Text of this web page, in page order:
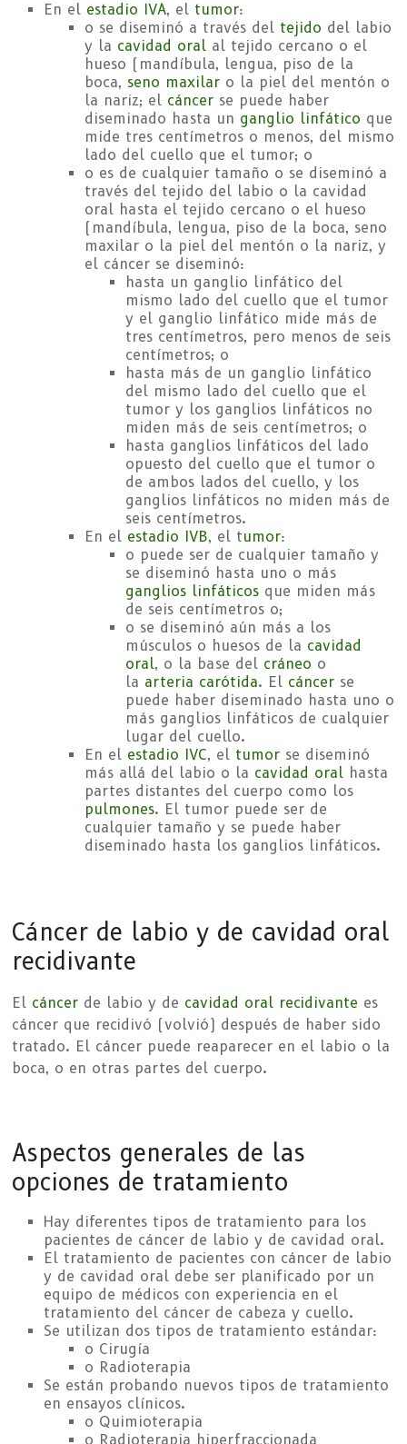
En el estadio IVA, el tumor:
o se diseminó a través del tejido del labio
y la cavidad oral al tejido cercano o el
hueso (mandíbula, lengua, piso de la
boca, seno maxilar o la piel del mentón o
la nariz; el cáncer se puede haber
diseminado hasta un ganglio linfático que
mide tres centímetros o menos, del mismo
lado del cuello que el tumor; o
o es de cualquier tamaño o se diseminó a
través del tejido del labio o la cavidad
oral hasta el tejido cercano o el hueso
(mandíbula, lengua, piso de la boca, seno
maxilar o la piel del mentón o la nariz, y
el cáncer se diseminó:
hasta un ganglio linfático del
mismo lado del cuello que el tumor
y el ganglio linfático mide más de
tres centímetros, pero menos de seis
centímetros; o
hasta más de un ganglio linfático
del mismo lado del cuello que el
tumor y los ganglios linfáticos no
miden más de seis centímetros; o
hasta ganglios linfáticos del lado
opuesto del cuello que el tumor o
de ambos lados del cuello, y los
ganglios linfáticos no miden más de
seis centímetros.
En el estadio IVB, el tumor:
o puede ser de cualquier tamaño y
se diseminó hasta uno o más
ganglios linfáticos que miden más
de seis centímetros o;
o se diseminó aún más a los
músculos o huesos de la cavidad
oral, o la base del cráneo o
la arteria carótida. El cáncer se
puede haber diseminado hasta uno o
más ganglios linfáticos de cualquier
lugar del cuello.
En el estadio IVC, el tumor se diseminó
más allá del labio o la cavidad oral hasta
partes distantes del cuerpo como los
pulmones. El tumor puede ser de
cualquier tamaño y se puede haber
diseminado hasta los ganglios linfáticos.
Cáncer de labio y de cavidad oral
recidivante
El cáncer de labio y de cavidad oral recidivante es
cáncer que recidivó (volvió) después de haber sido
tratado. El cáncer puede reaparecer en el labio o la
boca, o en otras partes del cuerpo.
Aspectos generales de las
opciones de tratamiento
Hay diferentes tipos de tratamiento para los
pacientes de cáncer de labio y de cavidad oral.
El tratamiento de pacientes con cáncer de labio
y de cavidad oral debe ser planificado por un
equipo de médicos con experiencia en el
tratamiento del cáncer de cabeza y cuello.
Se utilizan dos tipos de tratamiento estándar:
o Cirugía
o Radioterapia
Se están probando nuevos tipos de tratamiento
en ensayos clínicos.
o Quimioterapia
o Radioterapia hiperfraccionada